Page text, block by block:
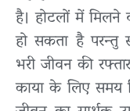
है। होटलों में मिलने
हो सकता है परन्तु
भरी जीवन की
काया के लिए समय